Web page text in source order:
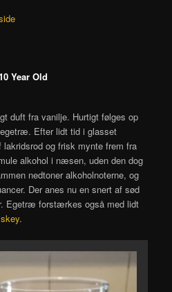
Year Old
duft fra vanilje. Hurtigt følges op
Efter lidt tid i glasset
lakridsrod og frisk mynte frem fra
alkohol i næsen, uden den dog
nedtoner alkoholnoterne, og
Der anes nu en snert af sød
Egetræ forstærkes også med lidt
.